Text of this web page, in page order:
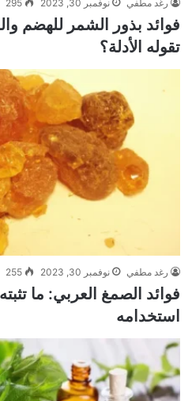
رغد مطفي نوفمبر 30, 2023 295
فوائد بذور الشمر للهضم
تقوله الأدلة؟
رغد مطفي نوفمبر 30, 2023 255
فوائد الصمغ العربي: ما
استخدامه